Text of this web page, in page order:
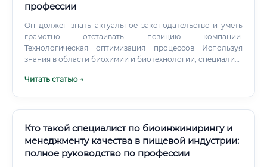
профессии
Он должен знать актуальное законодательство и уметь
грамотно отстаивать позицию компании.
Технологическая оптимизация процессов Используя
знания в области биохимии и биотехнологии, специалист
потери, повышает выход готовой продукции, улучшает
огромен — пищевая промышленность есть везде, и везде
нужен контроль качества.
Читать статью →
Кто такой специалист по биоинжинирингу и
менеджменту качества в пищевой индустрии:
полное руководство по профессии